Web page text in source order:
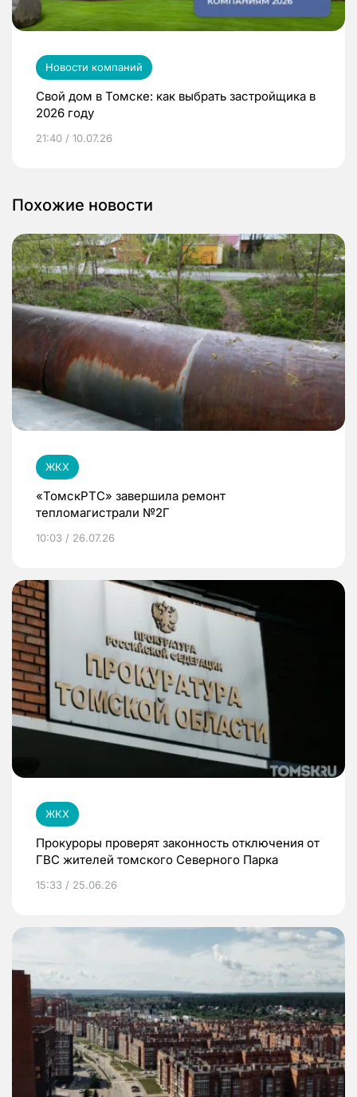
Новости компаний
Свой дом в Томске: как выбрать застройщика в
2026 году
21:40 / 10.07.26
Похожие новости
ЖКХ
«ТомскРТС» завершила ремонт
тепломагистрали №2Г
10:03 / 26.07.26
ЖКХ
Прокуроры проверят законность отключения от
ГВС жителей томского Северного Парка
15:33 / 25.06.26